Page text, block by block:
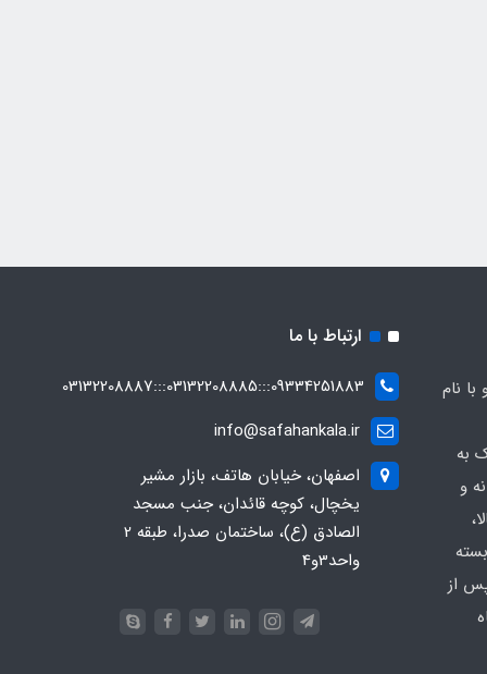
کالا از سال 1369 و با نام
به
و
از
ارتباط با ما
09334251883:::03132208885:::03132208887
info@safahankala.ir
اصفهان، خیابان هاتف، بازار مشیر
یخچال، کوچه قائدان، جنب مسجد
الصادق (ع)، ساختمان صدرا، طبقه 2
واحد3و4